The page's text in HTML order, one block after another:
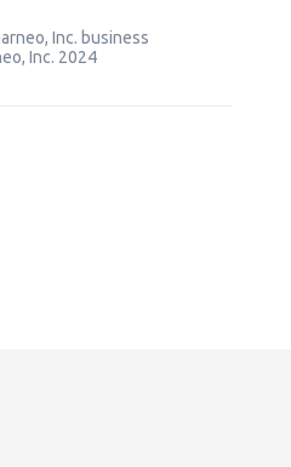
Inc. business
Inc. 2024